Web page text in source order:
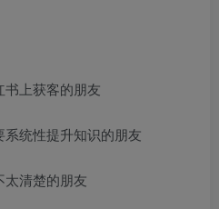
书上获客的朋友
统性提升知识的朋友
清楚的朋友